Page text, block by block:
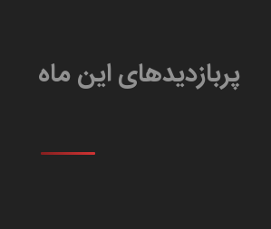
پربازدیدهای این ماه